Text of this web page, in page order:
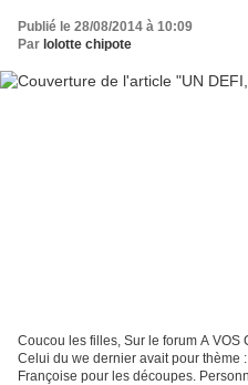
Publié le 28/08/2014 à 10:09
Par lolotte chipote
Coucou les filles, Sur le forum A VOS
Celui du we dernier avait pour thème
Françoise pour les découpes.